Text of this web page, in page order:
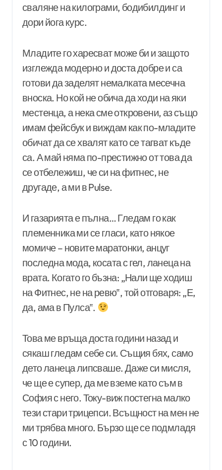
сваляне на килограми, бодибилдинг и
дори йога курс.
Младите го харесват може би и защото
изглежда модерно и доста добре и са
готови да заделят немалката месечна
вноска. Но кой не обича да ходи на яки
местенца, а нека сме откровени, аз също
имам фейсбук и виждам как по-младите
обичат да се хвалят като се тагват къде
са. А май няма по-престижно от това да
се отбележиш, че си на фитнес, не
другаде, а ми в Pulse.
И газарията е пълна… Гледам го как
племенника ми се гласи, като някое
момиче – новите маратонки, анцуг
последна мода, косата с гел, ланеца на
врата. Когато го бъзна: „Нали ще ходиш
на Фитнес, не на ревю‟, той отговаря: „Е,
да, ама в Пулса‟.
Това ме връща доста години назад и
сякаш гледам себе си. Същия бях, само
дето ланеца липсваше. Даже си мисля,
че ще е супер, да ме вземе като съм в
София с него. Току-виж постегна малко
тези стари трицепси. Всъщност на мен не
ми трябва много. Бързо ще се подмладя
с 10 години.